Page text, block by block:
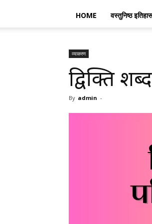
HOME वस्तुनिष्ठ इतिहास
व्याकरण
द्विरुक्ति
By admin -